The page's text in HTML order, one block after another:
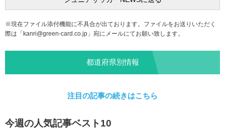
※現在ファイル添付機能に不具合が出ております。ファイルをお送りいただく
際は「 kanri@green-card.co.jp 」宛にメールにてお願い致します。
都道府県別情報
注目の記事の続きはこちら
今週の人気記事ベスト10